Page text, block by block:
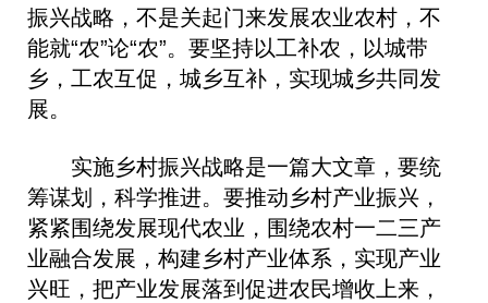
振兴战略，不是关起门来发展农业农村，不
能就“农”论“农”。要坚持以工补农，以城带
乡，工农互促，城乡互补，实现城乡共同发
展。
实施乡村振兴战略是一篇大文章，要统
筹谋划，科学推进。要推动乡村产业振兴，
紧紧围绕发展现代农业，围绕农村一二三产
业融合发展，构建乡村产业体系，实现产业
兴旺，把产业发展落到促进农民增收上来，